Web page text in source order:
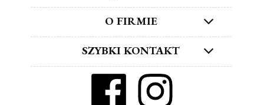
O FIRMIE
SZYBKI KONTAKT